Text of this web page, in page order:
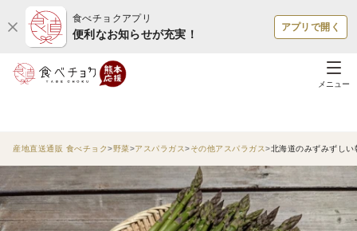
食べチョクアプリ
便利なお知らせが充実！
アプリで開く
メニュー
産地直送通販 食べチョク 野菜 アスパラガス その他アスパラガス 北海道のみずみずし